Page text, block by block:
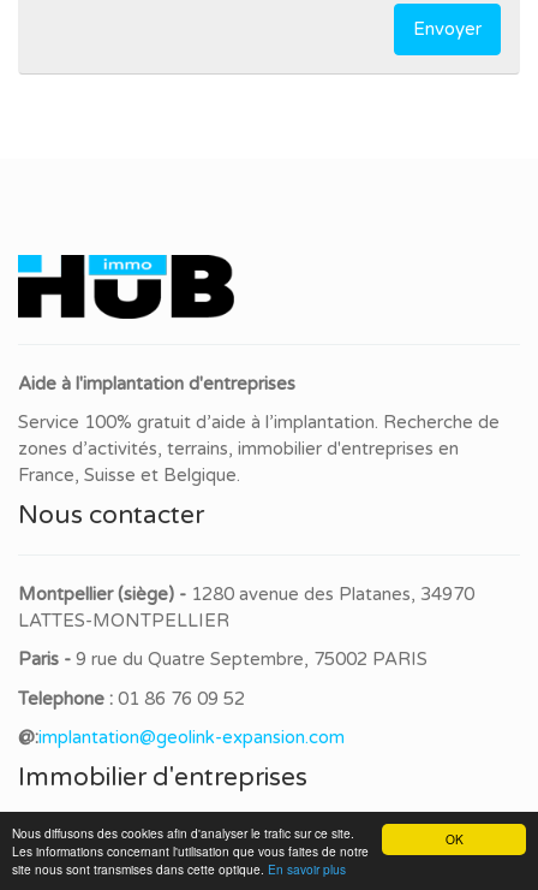
OK
Nous diffusons des cookies afin d'analyser le trafic sur ce site.
Les informations concernant l'utilisation que vous faites de notre
site nous sont transmises dans cette optique. En savoir plus
Envoyer
Aide à l'implantation d'entreprises
Service 100% gratuit d’aide à l’implantation. Recherche de
zones d’activités, terrains, immobilier d'entreprises en
France, Suisse et Belgique.
Nous contacter
Montpellier (siège) - 1280 avenue des Platanes, 34970
LATTES-MONTPELLIER
Paris - 9 rue du Quatre Septembre, 75002 PARIS
Telephone : 01 86 76 09 52
@:implantation@geolink-expansion.com
Immobilier d'entreprises
Bâtiments agroalimentaires
Bureaux à louer dans les espaces de coworking